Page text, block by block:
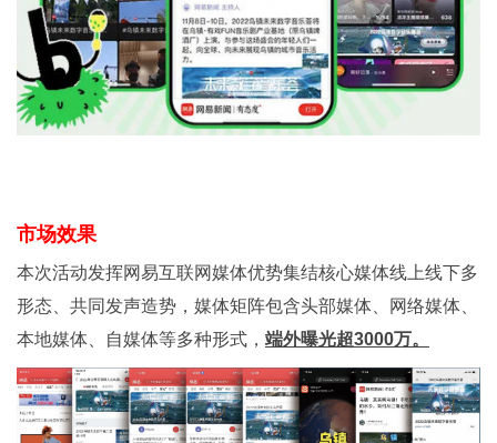
市场效果
本次活动发挥网易互联网媒体优势集结核心媒体线上线下多
形态、共同发声造势，媒体矩阵包含头部媒体、网络媒体、
本地媒体、自媒体等多种形式， 端外曝光超3000万。